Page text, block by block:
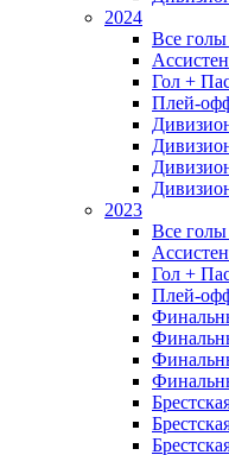
2024
Все голы
Гол +
Плей-
2023
Все голы
Гол +
Плей-